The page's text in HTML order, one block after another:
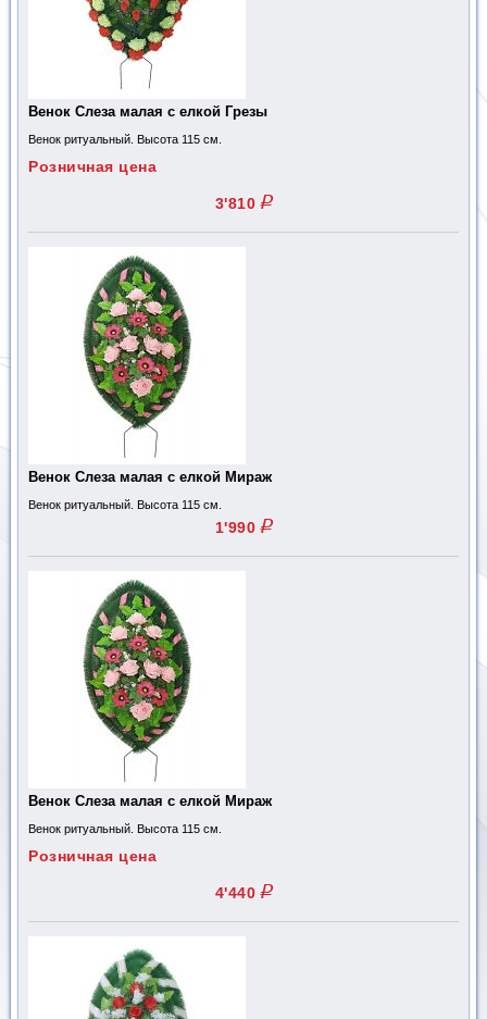
Венок Слеза малая с елкой Грезы
Венок ритуальный. Высота 115 см.
Розничная цена
3'810 q
Венок Слеза малая с елкой Мираж
Венок ритуальный. Высота 115 см.
1'990 q
Венок Слеза малая с елкой Мираж
Венок ритуальный. Высота 115 см.
Розничная цена
4'440 q